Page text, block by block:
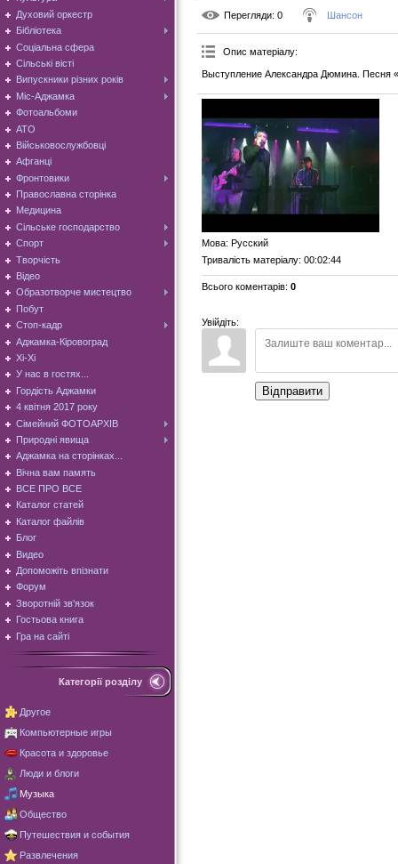
Духовий оркестр
Бібліотека
Соціальна сфера
Сільські вісті
Випускники різних років
Міс-Аджамка
Фотоальбоми
АТО
Військовослужбовці
Афганці
Фронтовики
Православна сторінка
Медицина
Сільське господарство
Спорт
Творчість
Відео
Образотворче мистецтво
Побут
Стоп-кадр
Аджамка-Кіровоград
Хі-Хі
У нас в гостях...
Гордість Аджамки
4 квітня 2017 року
Сімейний ФОТОАРХІВ
Природні явища
Аджамка на сторінках...
Вічна вам память
ВСЕ ПРО ВСЕ
Каталог статей
Каталог файлів
Блог
Видео
Допоможіть впізнати
Форум
Зворотній зв'язок
Гостьова книга
Гра на сайті
Категорії розділу
Другое
Компьютерные игры
Красота и здоровье
Люди и блоги
Музыка
Общество
Путешествия и события
Развлечения
Перегляди: 0 Шансон
Опис матеріалу:
Выступление Александра Дюмина. Песня
Мова: Русский
Тривалість матеріалу: 00:02:44
Всього коментарів: 0
Увійдіть:
Відправити